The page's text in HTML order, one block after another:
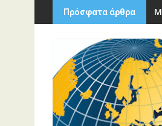
Περάστε
στο
περιεχόμενο
Πρόσφατα άρθρα